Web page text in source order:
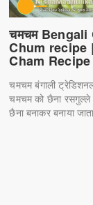
चमचम Bengali
Chum recipe
Cham Recipe
चमचम बंगाली
चमचम को छैना रसगुल्ले
छैना बनाकर बनाया